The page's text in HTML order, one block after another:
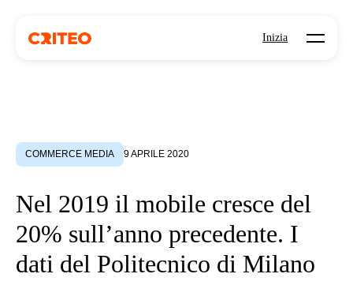
Inizia Open
COMMERCE MEDIA 9 APRILE 2020
Nel 2019 il mobile cresce del
20% sull’anno precedente. I
dati del Politecnico di Milano